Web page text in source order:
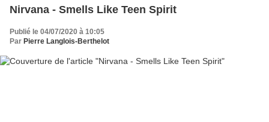
Nirvana - Smells Like Teen Spirit
Publié le 04/07/2020 à 10:05
Par Pierre Langlois-Berthelot